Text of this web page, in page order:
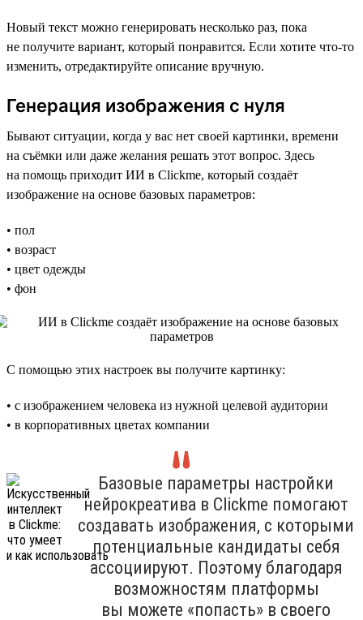
Новый текст можно генерировать несколько раз, пока
не получите вариант, который понравится. Если хотите что-то
изменить, отредактируйте описание вручную.
Генерация изображения с нуля
Бывают ситуации, когда у вас нет своей картинки, времени
на съёмки или даже желания решать этот вопрос. Здесь
на помощь приходит ИИ в Clickme, который создаёт
изображение на основе базовых параметров:
• пол
• возраст
• цвет одежды
• фон
С помощью этих настроек вы получите картинку:
• с изображением человека из нужной целевой аудитории
• в корпоративных цветах компании
Базовые параметры настройки
нейрокреатива в Clickme помогают
создавать изображения, с которыми
потенциальные кандидаты себя
ассоциируют. Поэтому благодаря
возможностям платформы
вы можете «попасть» в своего